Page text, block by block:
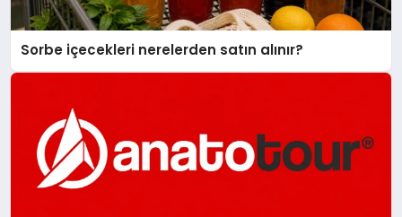
Sorbe içecekleri nerelerden satın alınır?